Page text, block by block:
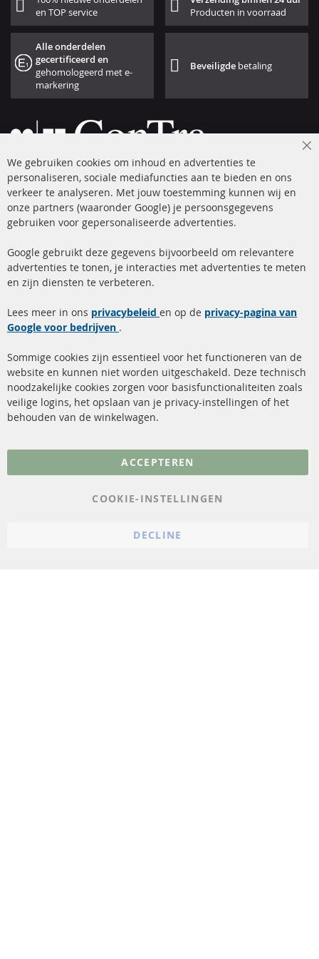
en TOP service
Producten in voorraad
Alle onderdelen
gecertificeerd en
gehomologeerd met e-
markering
Beveiligde betaling
+49 (0) 4533 799 00 0
ma-do: 09-17 u, vr Fr 09-16 u
info@contra-automotive.de
facebook
instagram
Snelle links
Roetfilter reiniging
Katalysator (KAT)
sensoren
FAQ
Kundenservice
Verzendingskosten
Contact
Annuleer contract
Gegevensbescherming
We gebruiken cookies om inhoud en advertenties te
personaliseren, sociale mediafuncties aan te bieden en ons
verkeer te analyseren. Met jouw toestemming kunnen wij en
onze partners (waaronder Google) je persoonsgegevens
gebruiken voor gepersonaliseerde advertenties.
Google gebruikt deze gegevens bijvoorbeeld om relevantere
advertenties te tonen, je interacties met advertenties te meten
en zijn diensten te verbeteren.
Lees meer in ons privacybeleid en op de privacy-pagina van
Google voor bedrijven .
Sommige cookies zijn essentieel voor het functioneren van de
website en kunnen niet worden uitgeschakeld. Deze technisch
noodzakelijke cookies zorgen voor basisfunctionaliteiten zoals
veilige logins, het opslaan van je privacy-instellingen of het
behouden van de winkelwagen.
ACCEPTEREN
COOKIE-INSTELLINGEN
DECLINE